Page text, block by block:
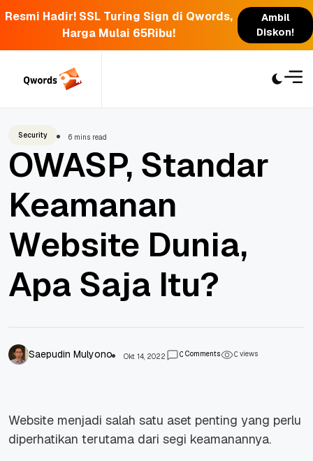
Resmi Hadir! SSL Turing Sign di Qwords,
Harga Mulai 65Ribu!
Ambil
Diskon!
Security 6 mins read
OWASP, Standar
Keamanan
Website Dunia,
Apa Saja Itu?
Saepudin Mulyono Okt 14, 2022 0Comments 0views
Website menjadi salah satu aset penting yang perlu
diperhatikan terutama dari segi keamanannya.